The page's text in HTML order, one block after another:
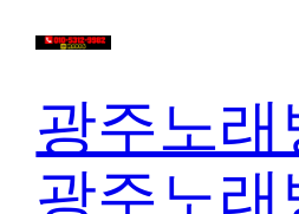
광주노
광주노